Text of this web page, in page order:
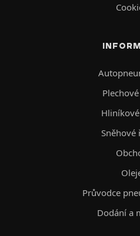
Sněhové
Průvodce
Dodání a